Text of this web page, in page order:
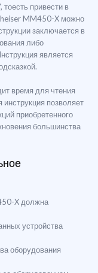
привести в
MM450-X можно
заключается в
либо
является
время для чтения
позволяет
приобретенного
большинства
X должна
устройства
оборудования